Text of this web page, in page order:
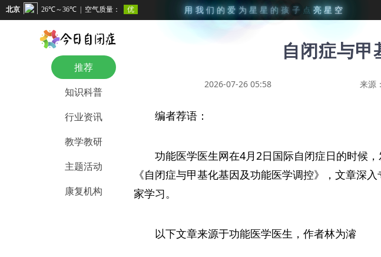
用 我 们 的 爱 为 星 星 的 孩 子 点 亮 星 空
推荐
知识科普
行业资讯
教学教研
主题活动
康复机构
自闭症与
2026-07-26 05:58 来源：
编者荐语：
功能医学医生网在4月2日国际自闭症日的时候
《自闭症与甲基化基因及功能医学调控》，文章深
家学习。
以下文章来源于功能医学医生，作者林为濬